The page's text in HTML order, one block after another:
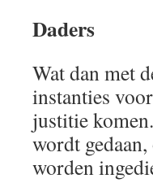
Daders
Wat dan met
instanties
justitie
wordt
worden